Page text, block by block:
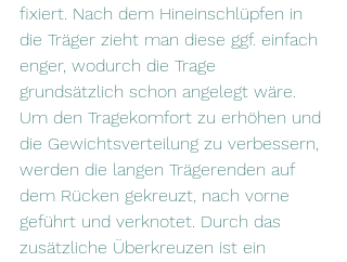
fixiert. Nach dem Hineinschlüpfen in
die Träger zieht man diese ggf. einfach
enger, wodurch die Trage
grundsätzlich schon angelegt wäre.
Um den Tragekomfort zu erhöhen und
die Gewichtsverteilung zu verbessern,
werden die langen Trägerenden auf
dem Rücken gekreuzt, nach vorne
geführt und verknotet. Durch das
zusätzliche Überkreuzen ist ein